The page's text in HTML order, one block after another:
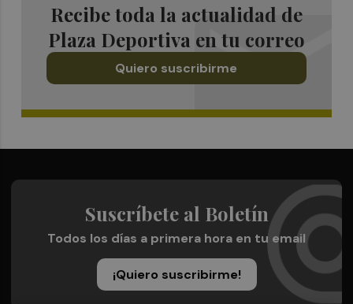
Recibe toda la actualidad de
Plaza Deportiva en tu correo
Quiero suscribirme
Suscríbete al Boletín
Todos los días a primera hora en tu email
¡Quiero suscribirme!